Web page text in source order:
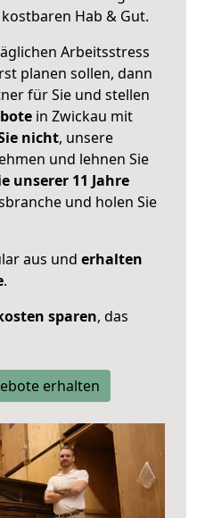
Hab & Gut.
Arbeitsstress
planen sollen, dann
für Sie und stellen
in Zwickau mit
nicht, unsere
und lehnen Sie
unserer 11 Jahre
und holen Sie
aus und erhalten
.
sparen, das
erhalten